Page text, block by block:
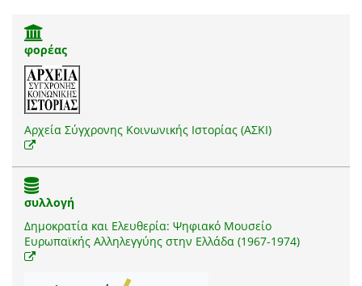
φορέας
Αρχεία Σύγχρονης Κοινωνικής Ιστορίας (ΑΣΚΙ)
συλλογή
Δημοκρατία και Ελευθερία: Ψηφιακό Μουσείο
Ευρωπαϊκής Αλληλεγγύης στην Ελλάδα (1967-1974)